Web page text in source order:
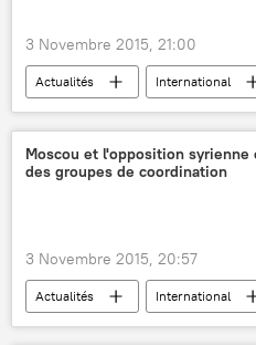
3 Novembre 2015, 21:00
Actualités International
Rwanda
génocide
Moscou et l'opposition syrienne
des groupes de coordination
3 Novembre 2015, 20:57
Actualités International
Syrie
Etat islamique